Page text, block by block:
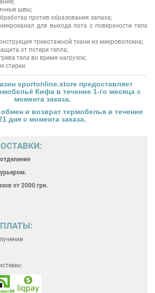
швы;
против образования запаха;
для выхода пота с поверхности тела
трикотажной ткани из микроволокна;
от потери тепла;
тела во время нагрузок;
стирки.
sportonline.storeпредоставляет
Кифав течение 1-го месяца с
момента заказа.
и возврат термобелья в течение
дня с момента заказа.
отделение
от 2000 грн.